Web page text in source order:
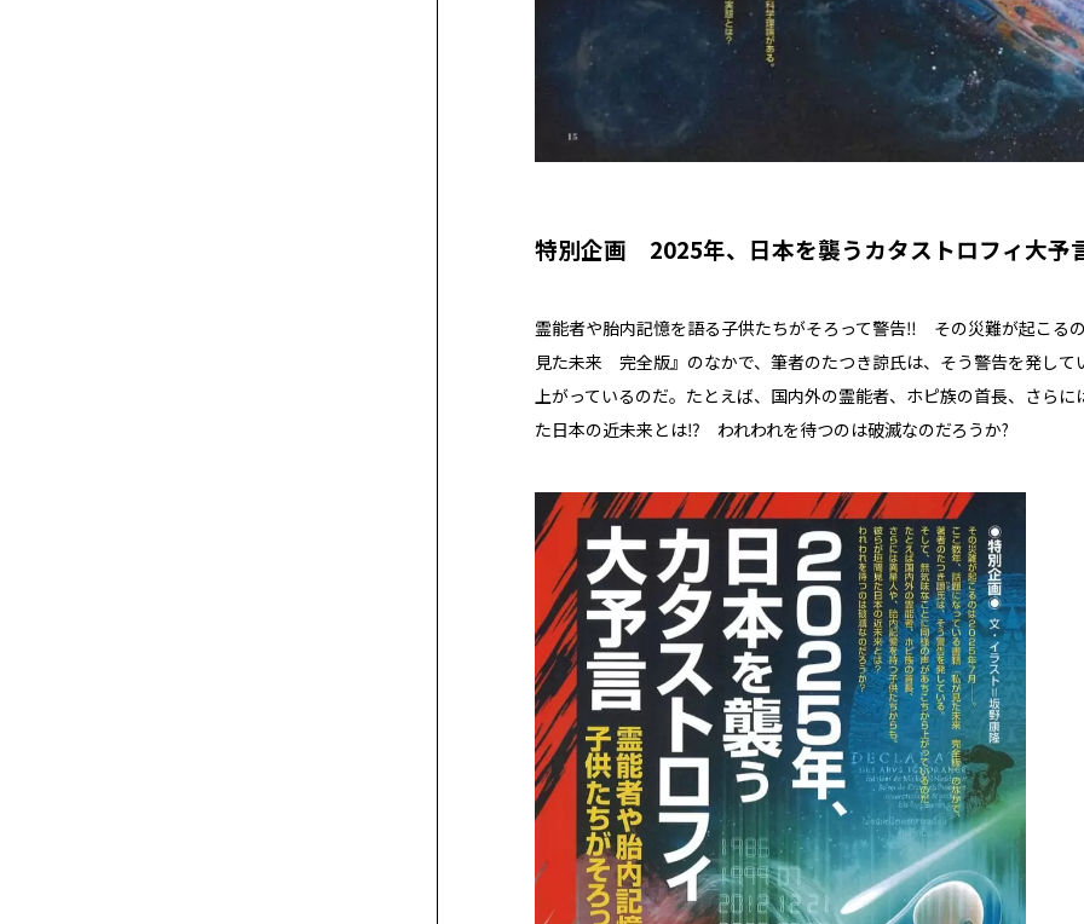
特別企画 2025年、日本を襲うカタストロフィ大予
霊能者や胎内記憶を語る子供たちがそろって警告‼ その災難が起こ
見た未来 完全版』のなかで、筆者のたつき諒氏は、そう警告を発し
上がっているのだ。たとえば、国内外の霊能者、ホピ族の首長、さら
た日本の近未来とは⁉ われわれを待つのは破滅なのだろうか?